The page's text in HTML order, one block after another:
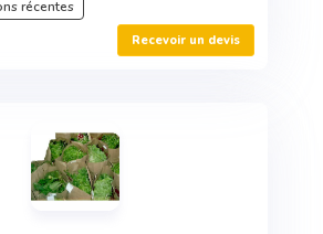
récentes
Recevoir un devis